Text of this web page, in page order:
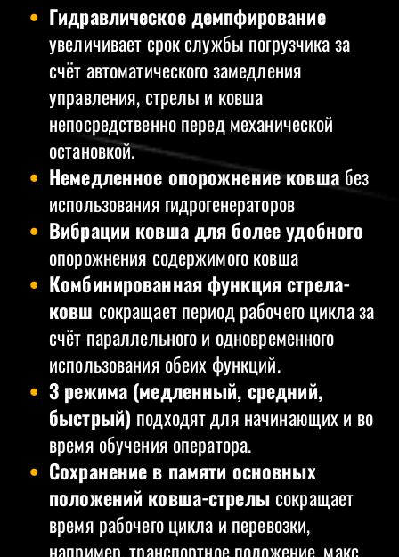
Гидравлическое демпфирование
увеличивает срок службы погрузчика за
счёт автоматического замедления
управления, стрелы и ковша
непосредственно перед механической
остановкой.
Немедленное опорожнение ковша без
использования гидрогенераторов
Вибрации ковша для более удобного
опорожнения содержимого ковша
Комбинированная функция стрела-
ковш сокращает период рабочего цикла за
счёт параллельного и одновременного
использования обеих функций.
3 режима (медленный, средний,
быстрый) подходят для начинающих и во
время обучения оператора.
Сохранение в памяти основных
положений ковша-стрелы сокращает
время рабочего цикла и перевозки,
например, транспортное положение, макс.